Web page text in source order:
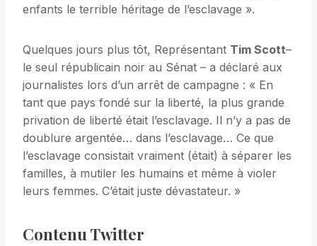
enfants le terrible héritage de l’esclavage ».
Quelques jours plus tôt, Représentant Tim Scott–
le seul républicain noir au Sénat – a déclaré aux
journalistes lors d’un arrêt de campagne : « En
tant que pays fondé sur la liberté, la plus grande
privation de liberté était l’esclavage. Il n’y a pas de
doublure argentée… dans l’esclavage… Ce que
l’esclavage consistait vraiment (était) à séparer les
familles, à mutiler les humains et même à violer
leurs femmes. C’était juste dévastateur. »
Contenu Twitter